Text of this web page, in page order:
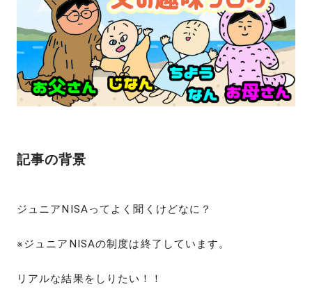
記事の背景
ジュニアNISAってよく聞くけどなに？
※ジュニアNISAの制度は終了しています。
リアルな結果をしりたい！！